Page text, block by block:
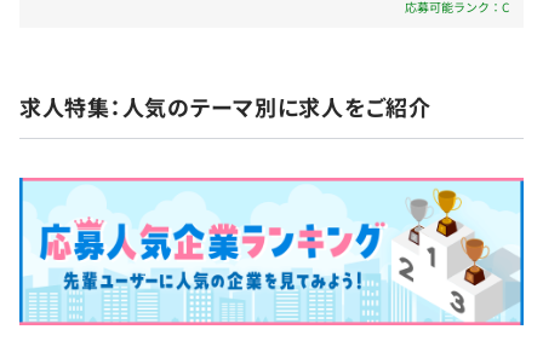
チーム内で日々の進捗や課題を共有し合い、協力しながら
メンバーが働きやすく仕事に打ち込むための環境作りを大
切にしていて、自由度の高い環境です。
こんな方法ではどうか？こんな表現はどうか？など、ミー
ティングでも自由に発言でき、フラットな関係性が特徴で
す。
無期雇用
デルを構築中です。各業界に精通した販売代理店と組
むことで、効率的にシェアを拡大しています。 ★☆
当社の製品はすべて100％自社開発☆★ 当社ではア
プリケーション開発および研究開発ともに、請負・
派遣・出向などは一切なく、じっくりキャリアを積
み上げ、時間をかけてエンジニアに育ってもらえる
環境です。 開発の最上流の工程や企画など、スキル
アップに応じて仕事の幅もどんどん広がっていく成
応募可能ランク：C
求人特集：人気のテーマ別に求人をご紹介